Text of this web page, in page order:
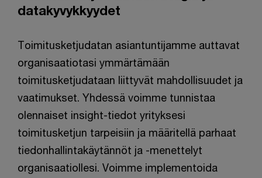
datakyvykkyydet
Toimitusketjudatan asiantuntijamme auttavat
organisaatiotasi ymmärtämään
toimitusketjudataan liittyvät mahdollisuudet ja
vaatimukset. Yhdessä voimme tunnistaa
olennaiset insight-tiedot yrityksesi
toimitusketjun tarpeisiin ja määritellä parhaat
tiedonhallintakäytännöt ja -menettelyt
organisaatiollesi. Voimme implementoida